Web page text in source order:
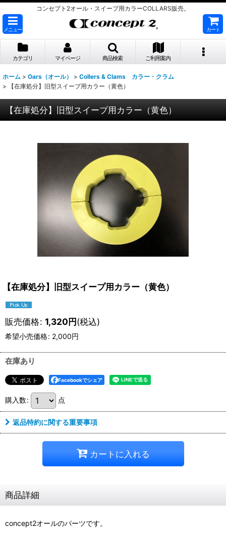
コンセプト2オール・スイープ用カラーCOLLARS販売。
メニュー カート
カテゴリ マイページ 商品検索 ご利用案内
ホーム > Oars（オール） > Collers & Clams カラー・クラム
>
【在庫処分】旧型スイープ用カラー（黄色）
【在庫処分】旧型スイープ用カラー（黄色）
【在庫処分】旧型スイープ用カラー（黄色）
販売価格: 1,320円(税込)
希望小売価格: 2,000円
在庫あり
Facebookでシェア
購入数: 点
返品特約に関する重要事項
カートに入れる
商品詳細
concept2オールのパーツです。